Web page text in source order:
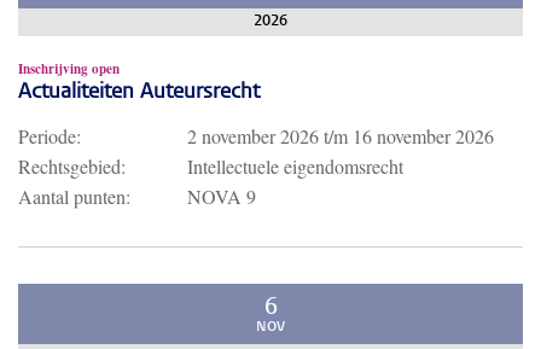
2026
Inschrijving open
Actualiteiten Auteursrecht
Periode: 2 november 2026t/m 16 november 2026
Rechtsgebied:
Intellectuele eigendomsrecht
Aantal punten:
NOVA 9
6
NOV